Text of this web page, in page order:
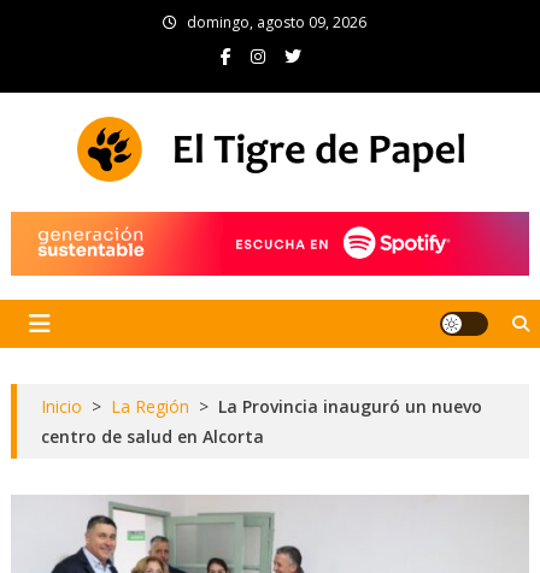
domingo, agosto 09, 2026
Inicio > La Región > La Provincia inauguró un nuevo
centro de salud en Alcorta